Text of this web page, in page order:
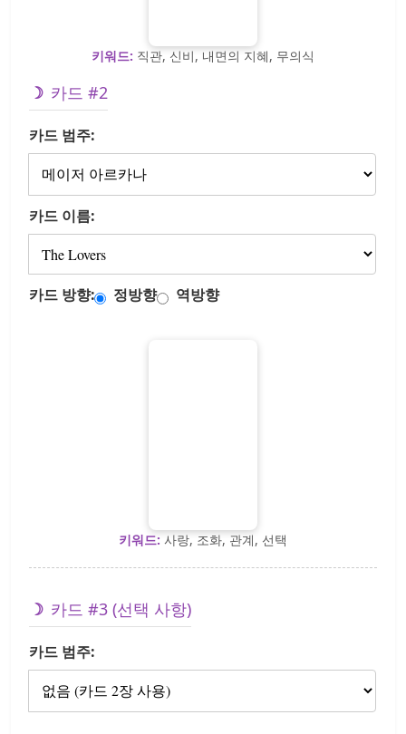
키워드: 직관, 신비, 내면의 지혜, 무의식
카드 #2
카드 범주:
카드 이름:
카드 방향: 정방향 역방향
키워드: 사랑, 조화, 관계, 선택
카드 #3 (선택 사항)
카드 범주: